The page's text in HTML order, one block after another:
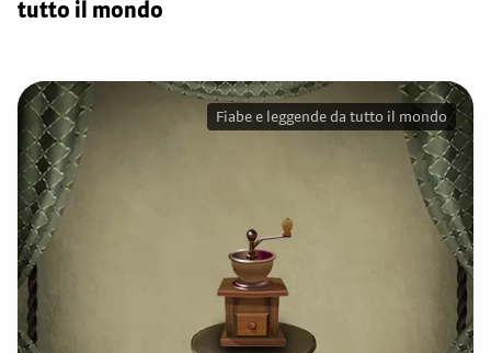
tutto il mondo
Fiabe e leggende da tutto il mondo